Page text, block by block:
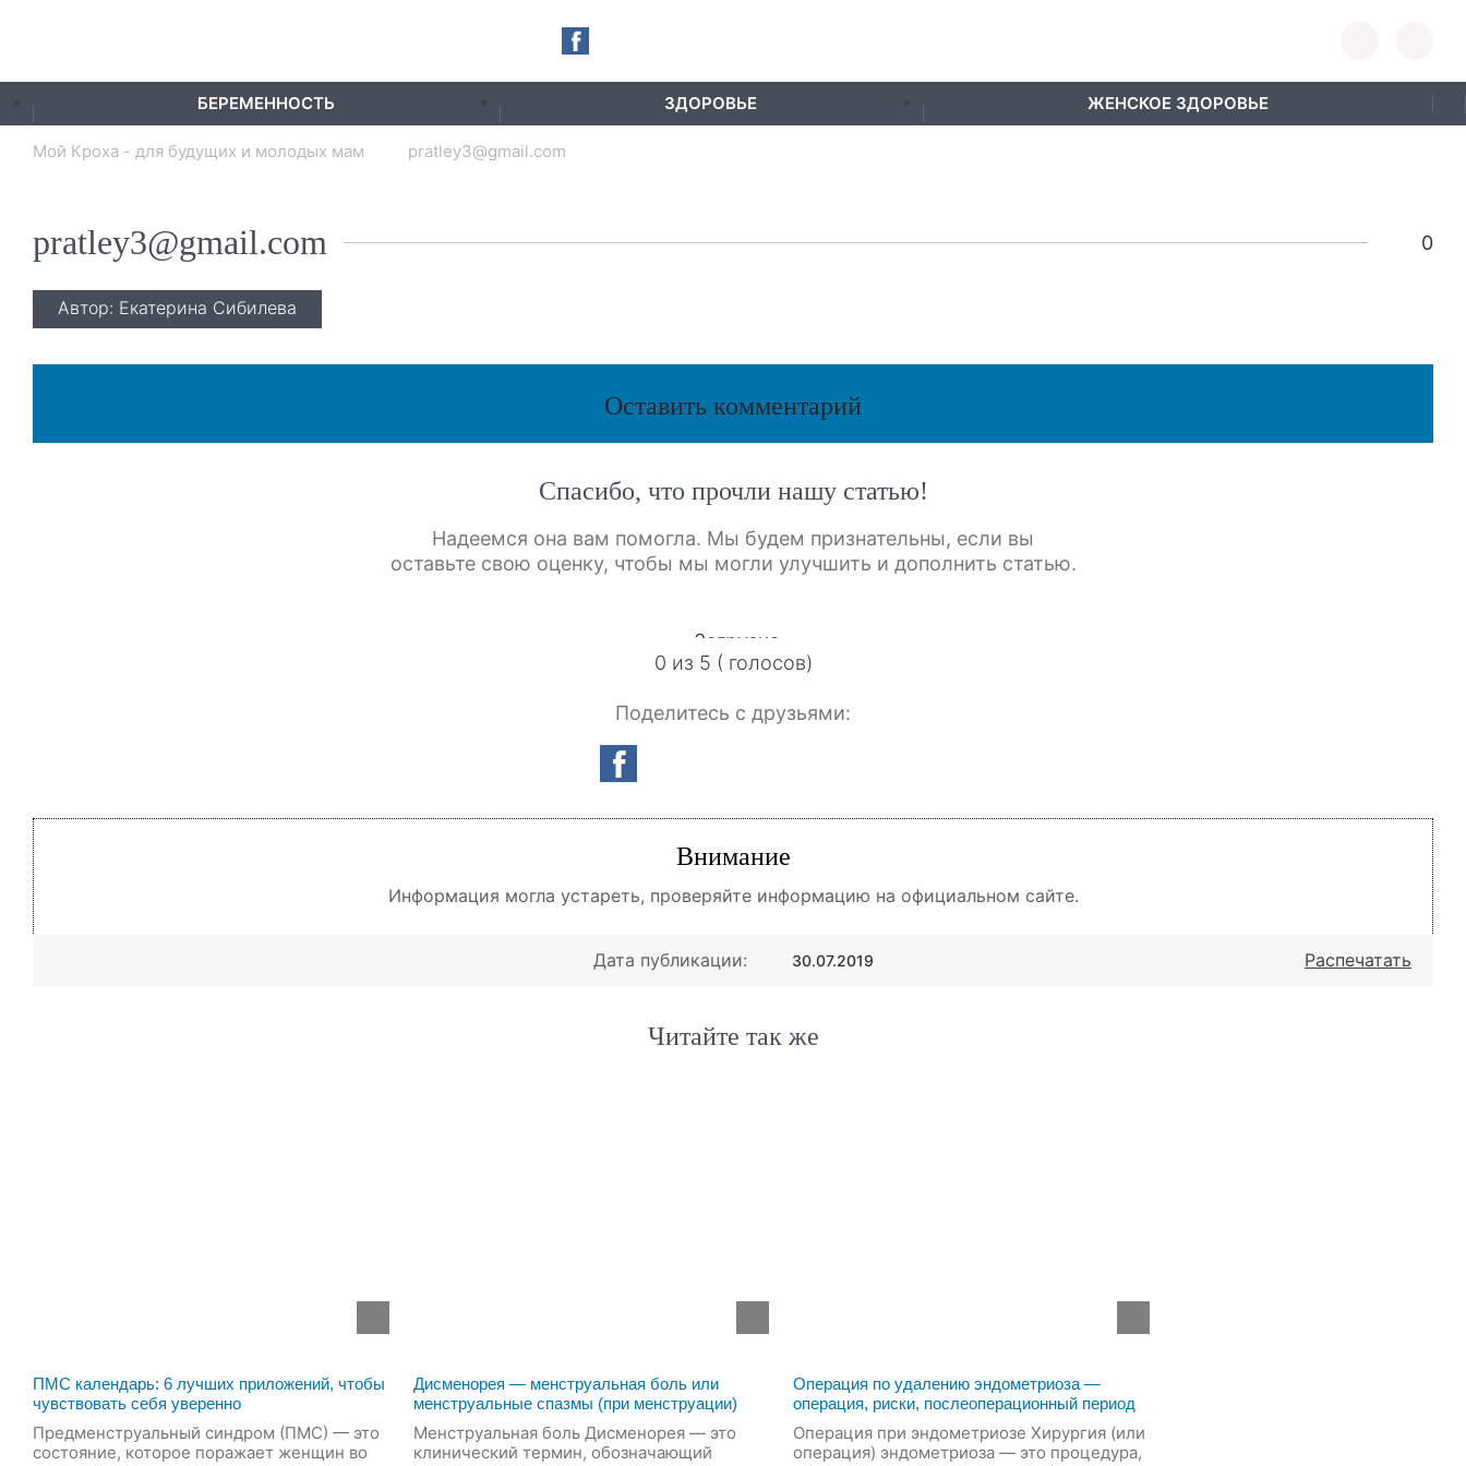
БЕРЕМЕННОСТЬ ЗДОРОВЬЕ ЖЕНСКОЕ ЗДОРОВЬЕ
Мой Кроха - для будущих и молодых мам pratley3@gmail.com
pratley3@gmail.com 0
Автор: Екатерина Сибилева
Оставить комментарий
Спасибо, что прочли нашу статью!
Надеемся она вам помогла. Мы будем признательны, если вы
оставьте свою оценку, чтобы мы могли улучшить и дополнить статью.
Загрузка...
0 из 5 ( голосов)
Поделитесь с друзьями:
Внимание
Информация могла устареть, проверяйте информацию на официальном сайте.
Дата публикации: 30.07.2019 Распечатать
Читайте так же
ПМС календарь: 6 лучших приложений, чтобы
чувствовать себя уверенно
Предменструальный синдром (ПМС) — это
состояние, которое поражает женщин во
Дисменорея — менструальная боль или
менструальные спазмы (при менструации)
Менструальная боль Дисменорея — это
клинический термин, обозначающий
Операция по удалению эндометриоза —
операция, риски, послеоперационный период
Операция при эндометриозе Хирургия (или
операция) эндометриоза — это процедура,